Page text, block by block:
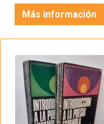
Más información